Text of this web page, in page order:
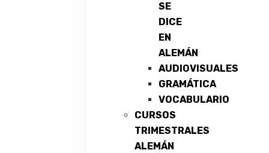
SE
DICE
EN
ALEMÁN
AUDIOVISUALES
GRAMÁTICA
VOCABULARIO
CURSOS
TRIMESTRALES
ALEMÁN